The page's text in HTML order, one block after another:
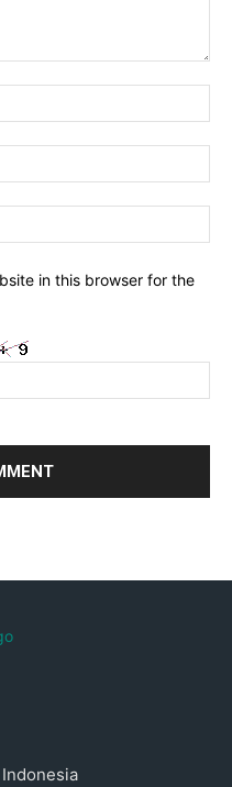
in this browser for the
Indonesia